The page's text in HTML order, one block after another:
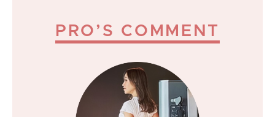
PRO’S COMMENT